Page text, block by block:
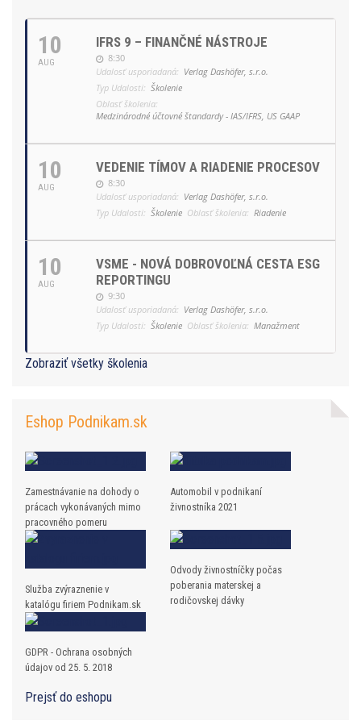
10
AUG
IFRS 9 – FINANČNÉ NÁSTROJE
8:30
Udalosť usporiadaná: Verlag Dashöfer, s.r.o.
Typ Udalosti: Školenie
Oblasť školenia:
Medzinárodné účtovné štandardy - IAS/IFRS, US GAAP
10
AUG
VEDENIE TÍMOV A RIADENIE PROCESOV
8:30
Udalosť usporiadaná: Verlag Dashöfer, s.r.o.
Typ Udalosti: Školenie Oblasť školenia: Riadenie
10
AUG
VSME - NOVÁ DOBROVOĽNÁ CESTA ESG
REPORTINGU
9:30
Udalosť usporiadaná: Verlag Dashöfer, s.r.o.
Typ Udalosti: Školenie Oblasť školenia: Manažment
Zobraziť všetky školenia
Eshop Podnikam.sk
Zamestnávanie na dohody o
prácach vykonávaných mimo
pracovného pomeru
Automobil v podnikaní
živnostníka 2021
Služba zvýraznenie v
katalógu firiem Podnikam.sk
Odvody živnostníčky počas
poberania materskej a
rodičovskej dávky
GDPR - Ochrana osobných
údajov od 25. 5. 2018
Prejsť do eshopu